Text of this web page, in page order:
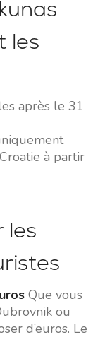
les
après le 31
à partir
les
Que vous
ou
d’euros. Le